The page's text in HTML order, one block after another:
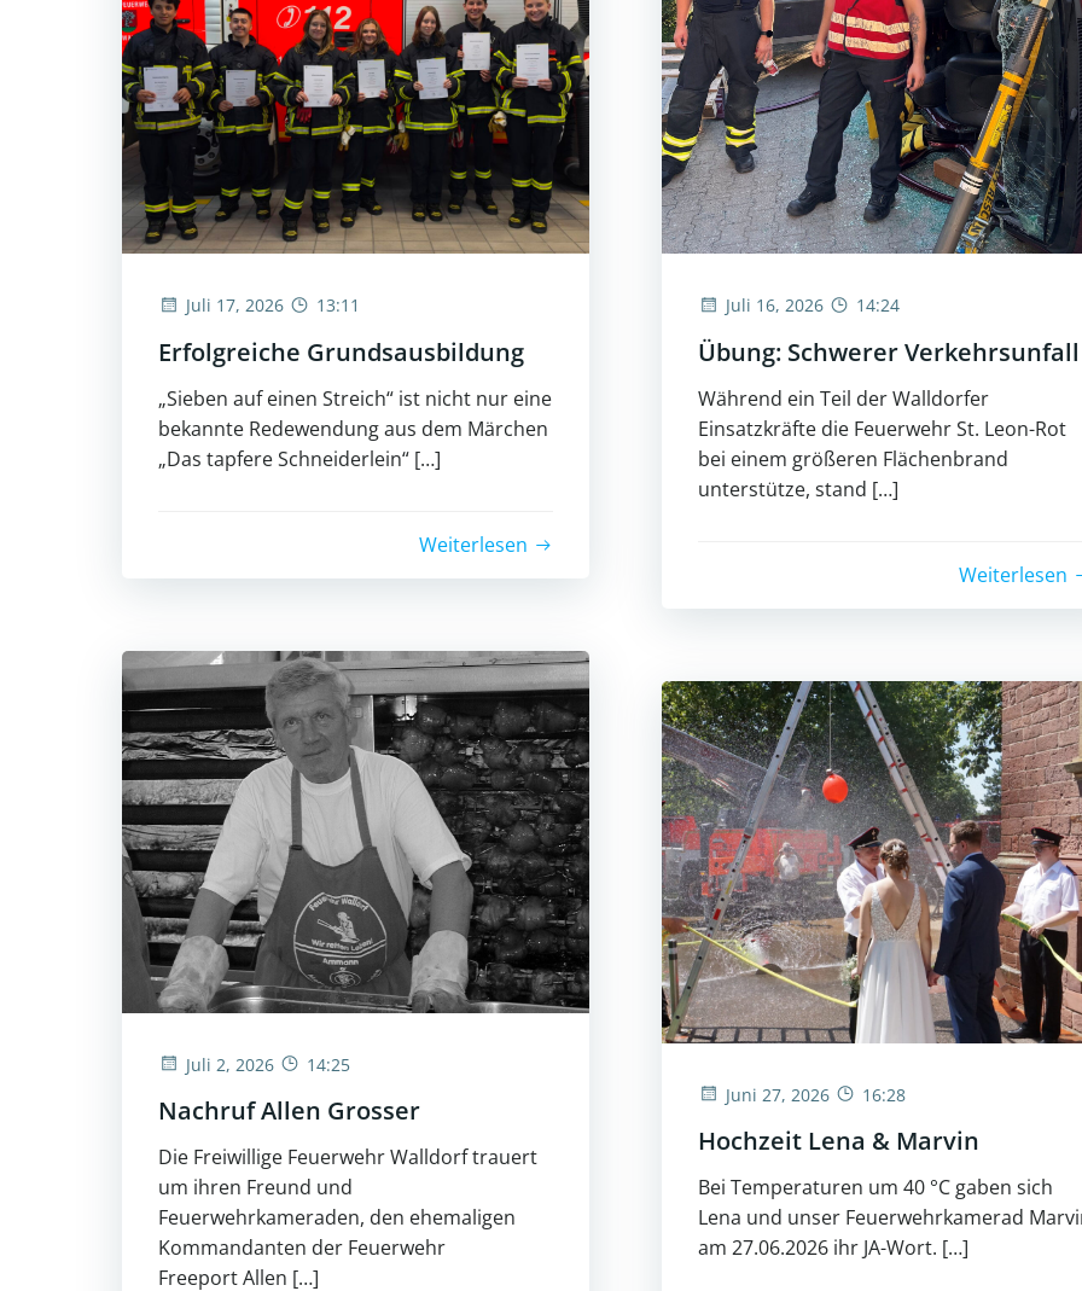
Juli 17, 2026 13:11
Erfolgreiche Grundsausbildung
„Sieben auf einen Streich“ ist nicht nur eine
bekannte Redewendung aus dem Märchen
„Das tapfere Schneiderlein“ […]
Weiterlesen
Juli 16, 2026 14:24
Übung: Schwerer Verkehrsunfall
Während ein Teil der Walldorfer
Einsatzkräfte die Feuerwehr St. Leon-Rot
bei einem größeren Flächenbrand
unterstütze, stand […]
Weiterlesen
Juli 2, 2026 14:25
Nachruf Allen Grosser
Die Freiwillige Feuerwehr Walldorf trauert
um ihren Freund und
Feuerwehrkameraden, den ehemaligen
Kommandanten der Feuerwehr
Freeport Allen […]
Juni 27, 2026 16:28
Hochzeit Lena & Marvin
Bei Temperaturen um 40 °C gaben sich
Lena und unser Feuerwehrkamerad
am 27.06.2026 ihr JA-Wort. […]